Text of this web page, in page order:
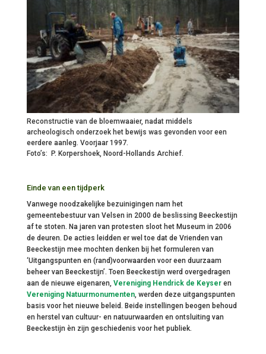
Reconstructie van de bloemwaaier, nadat middels
archeologisch onderzoek het bewijs was gevonden voor een
eerdere aanleg. Voorjaar 1997.
Foto’s: P. Korpershoek, Noord-Hollands Archief.
Einde van een tijdperk
Vanwege noodzakelijke bezuinigingen nam het
gemeentebestuur van Velsen in 2000 de beslissing Beeckestijn
af te stoten. Na jaren van protesten sloot het Museum in 2006
de deuren. De acties leidden er wel toe dat de Vrienden van
Beeckestijn mee mochten denken bij het formuleren van
‘Uitgangspunten en (rand)voorwaarden voor een duurzaam
beheer van Beeckestijn’. Toen Beeckestijn werd overgedragen
aan de nieuwe eigenaren, Vereniging Hendrick de Keyser en
Vereniging Natuurmonumenten, werden deze uitgangspunten
basis voor het nieuwe beleid. Beide instellingen beogen behoud
en herstel van cultuur- en natuurwaarden en ontsluiting van
Beeckestijn èn zijn geschiedenis voor het publiek.